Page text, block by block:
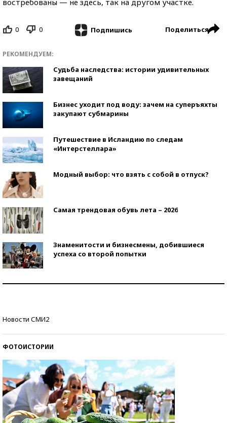
востребованы — не здесь, так на другом участке.
0 0 Подпишись Поделиться
РЕКОМЕНДУЕМ:
Судьба наследства: истории удивительных
завещаний
Бизнес уходит под воду: зачем на суперъяхты
закупают субмарины
Путешествие в Исландию по следам
«Интерстеллара»
Модный выбор: что взять с собой в отпуск?
Самая трендовая обувь лета – 2026
Знаменитости и бизнесмены, добившиеся
успеха со второй попытки
Новости СМИ2
ФОТОИСТОРИИ